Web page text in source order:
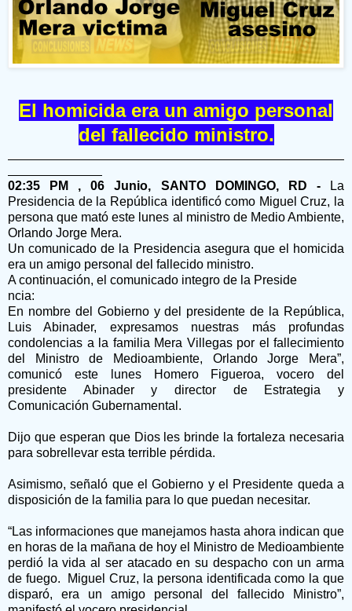
El homicida era un amigo personal
del fallecido ministro.
02:35 PM , 06 Junio, SANTO DOMINGO, RD -La
Presidencia de la República identificó como Miguel Cruz, la
persona que mató este lunes al ministro de Medio Ambiente,
Orlando Jorge Mera.
Un comunicado de la Presidencia asegura que el homicida
era un amigo personal del fallecido ministro.
A continuación, el comunicado integro de la Preside
ncia:
En nombre del Gobierno y del presidente de la República,
Luis Abinader, expresamos nuestras más profundas
condolencias a la familia Mera Villegas por el fallecimiento
del Ministro de Medioambiente, Orlando Jorge Mera”,
comunicó este lunes Homero Figueroa, vocero del
presidente Abinader y director de Estrategia y
Comunicación Gubernamental.
Dijo que esperan que Dios les brinde la fortaleza necesaria
para sobrellevar esta terrible pérdida.
Asimismo, señaló que el Gobierno y el Presidente queda a
disposición de la familia para lo que puedan necesitar.
“Las informaciones que manejamos hasta ahora indican que
en horas de la mañana de hoy el Ministro de Medioambiente
perdió la vida al ser atacado en su despacho con un arma
de fuego. Miguel Cruz, la persona identificada como la que
disparó, era un amigo personal del fallecido Ministro”,